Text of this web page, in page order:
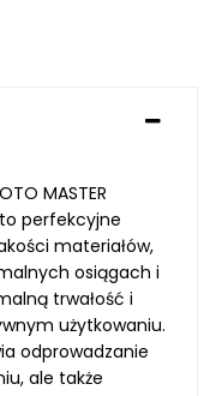
MASTER
perfekcyjne
materiałów,
osiągach i
trwałość i
użytkowaniu.
odprowadzanie
ale także